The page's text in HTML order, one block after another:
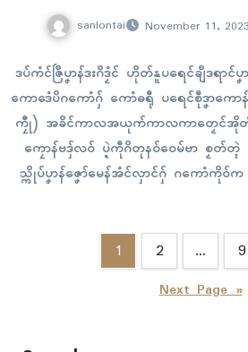
sanlontai November 11, 2023
ဒပ်ကံၚ်ဇြဳပၞာန်ဒးဂိဒၟံၚ် ဟိုတ်နူပရေၚ်ချဳဒရာ
ကောဒေံပိဂကောံဂှ် ကောံဓရီု ပရေၚ်စဵုဒၞာက
ကၠီု) အခိၚ်ကာလအယုက်ကာလကာတၟေၚ်အိုတ်
ကၠောန်ဗဒှ်လဝ် ပ္ဍဲကဵုဂိတုနဝ်ဝေမ်ဗာ စၟတ်တ္
သ္ကိုပ်ပၞာန်ဇၞော်မေန်အံၚ်လှာၚ်ဂှ် ဂကောံကိုဝ်
ရေၚ်ကလေၚ်ပလန်တဲရေ
1 2 … 9
Next Page »